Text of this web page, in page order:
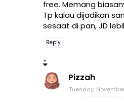
free. Memang
Tp kalau dijadikan
sesaat di pan, JD
Reply
Pizzah
Tuesday,